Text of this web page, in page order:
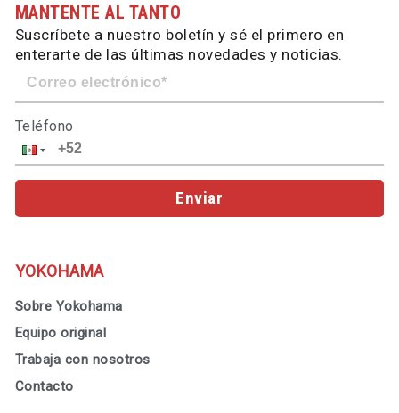
MANTENTE AL TANTO
Suscríbete a nuestro boletín y sé el primero en
enterarte de las últimas novedades y noticias.
Teléfono
Enviar
YOKOHAMA
Sobre Yokohama
Equipo original
Trabaja con nosotros
Contacto